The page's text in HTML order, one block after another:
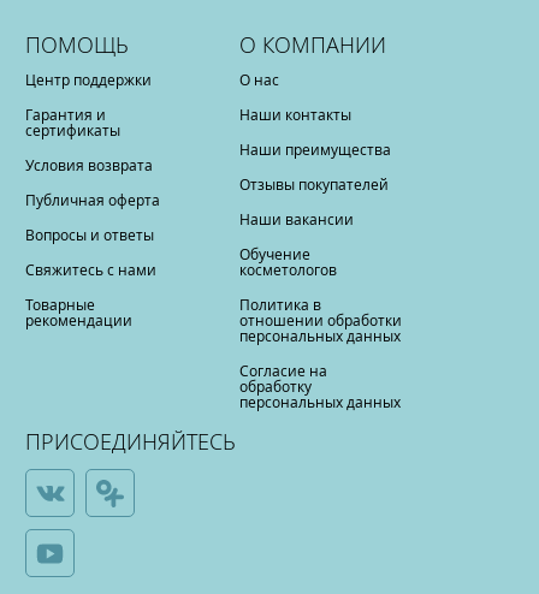
ПОМОЩЬ
Центр поддержки
Гарантия и
сертификаты
Условия возврата
Публичная оферта
Вопросы и ответы
Свяжитесь с нами
Товарные
рекомендации
О КОМПАНИИ
О нас
Наши контакты
Наши преимущества
Отзывы покупателей
Наши вакансии
Обучение
косметологов
Политика в
отношении обработки
персональных данных
Согласие на
обработку
персональных данных
ПРИСОЕДИНЯЙТЕСЬ